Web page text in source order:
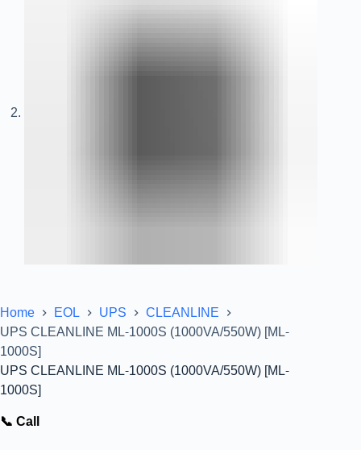
Home EOL UPS
CLEANLINE
UPS CLEANLINE ML-1000S (1000VA/550W) [ML-
1000S]
UPS CLEANLINE ML-1000S (1000VA/550W) [ML-
1000S]
📞 Call